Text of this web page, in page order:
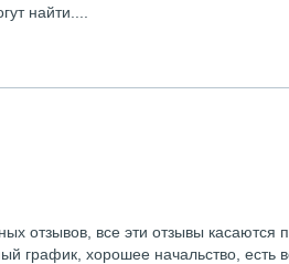
найти....
отзывов, все эти отзывы
график, хорошее начальство,